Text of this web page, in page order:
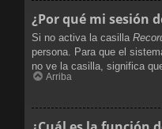
¿Por qué mi sesión
Si no activa la casilla
persona. Para que el
no ve la casilla, significa
Arriba